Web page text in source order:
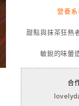
營養
甜點與抹茶狂熱
敏銳的味蕾
合